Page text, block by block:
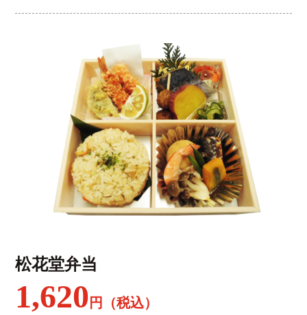
松花堂弁当
1,620 円（税込）